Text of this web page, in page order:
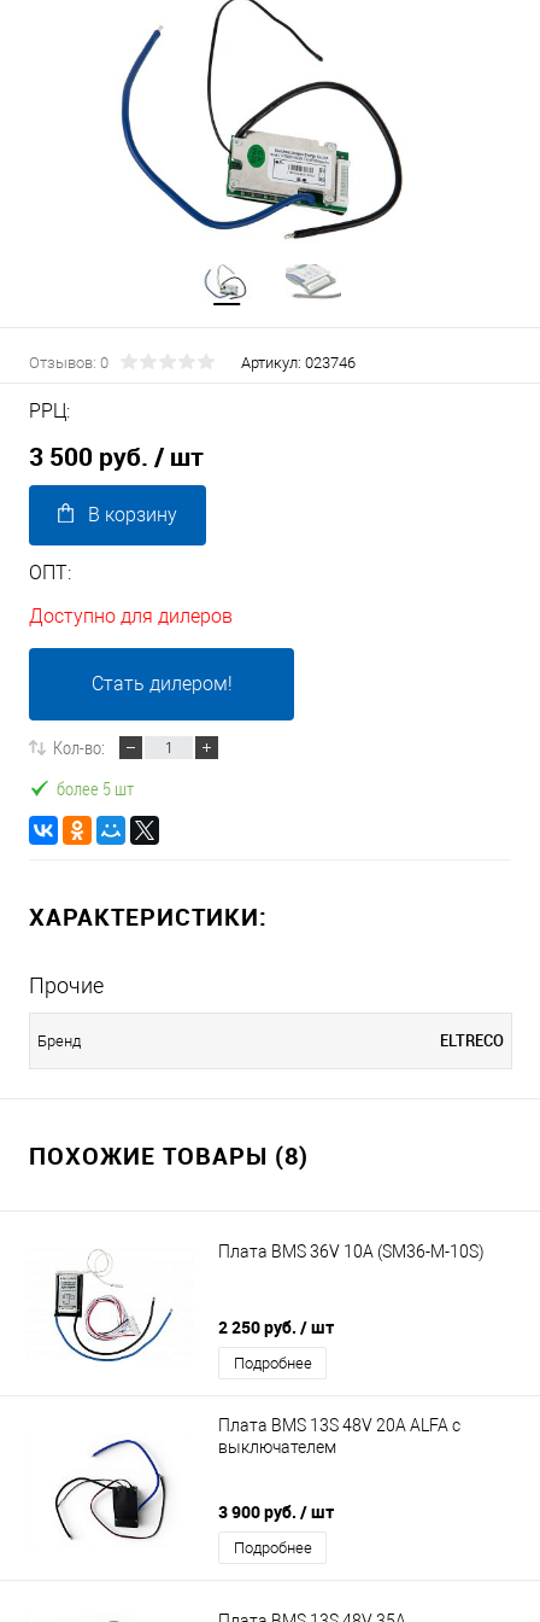
Отзывов: 0 Артикул: 023746
РРЦ:
3 500 руб. / шт
В корзину
ОПТ:
Доступно для дилеров
Стать дилером!
Кол-во:
более 5 шт
ХАРАКТЕРИСТИКИ:
Прочие
Бренд ELTRECO
ПОХОЖИЕ ТОВАРЫ (8)
Плата BMS 36V 10A (SM36-M-10S)
2 250 руб. / шт
Подробнее
Плата BMS 13S 48V 20A ALFA с
выключателем
3 900 руб. / шт
Подробнее